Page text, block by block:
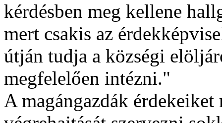
kérdésben meg kellene
mert csakis az
útján tudja a községi
megfelelően intézni."
A magángazdák